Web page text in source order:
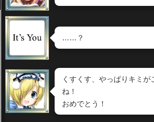
……？
くすくす、やっぱりキミが
ね！
おめでとう！